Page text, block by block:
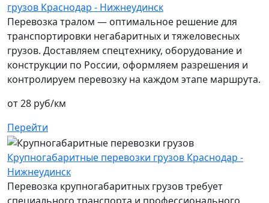
грузов Краснодар - Нижнеудинск
Перевозка тралом — оптимальное решение для
транспортировки негабаритных и тяжеловесных
грузов. Доставляем спецтехнику, оборудование и
конструкции по России, оформляем разрешения и
контролируем перевозку на каждом этапе маршрута.
от 28 руб/км
Перейти
Крупногабаритные перевозки грузов Краснодар -
Нижнеудинск
Перевозка крупногабаритных грузов требует